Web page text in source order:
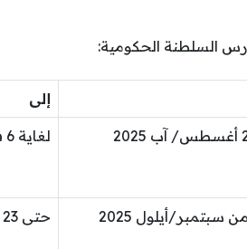
السلطنة الحكومية:
إلى
لغاية 6 فبراير/شباط 2026
سبتمبر/أيلول 2025 حتى 23 يناير/كانون الثاني 2026